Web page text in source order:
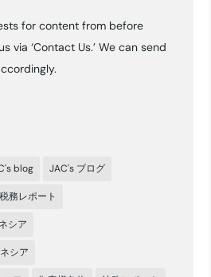
for content from before
via ‘Contact Us.’ We can send
blog JAC's ブログ
務レポート
シア
シア